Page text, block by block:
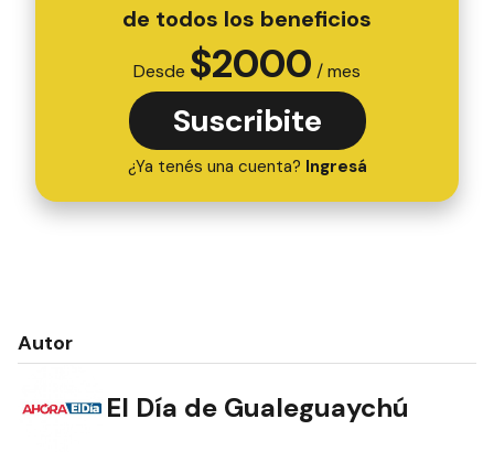
de todos los beneficios
Desde $2000 / mes
Suscribite
¿Ya tenés una cuenta? Ingresá
Autor
El Día de Gualeguaychú